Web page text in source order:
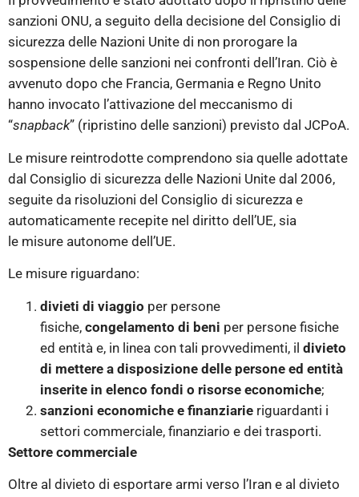
sanzioni ONU, a seguito della decisione del Consiglio di
sicurezza delle Nazioni Unite di non prorogare la
sospensione delle sanzioni nei confronti dell’Iran. Ciò è
avvenuto dopo che Francia, Germania e Regno Unito
hanno invocato l’attivazione del meccanismo di
“snapback” (ripristino delle sanzioni) previsto dal JCPoA.
Le misure reintrodotte comprendono sia quelle adottate
dal Consiglio di sicurezza delle Nazioni Unite dal 2006,
seguite da risoluzioni del Consiglio di sicurezza e
automaticamente recepite nel diritto dell’UE, sia
le misure autonome dell’UE.
Le misure riguardano:
divieti di viaggio per persone
fisiche, congelamento di beni per persone fisiche
ed entità e, in linea con tali provvedimenti, il divieto
di mettere a disposizione delle persone ed entità
inserite in elenco fondi o risorse economiche;
sanzioni economiche e finanziarie riguardanti i
settori commerciale, finanziario e dei trasporti.
Settore commerciale
Oltre al divieto di esportare armi verso l’Iran e al divieto